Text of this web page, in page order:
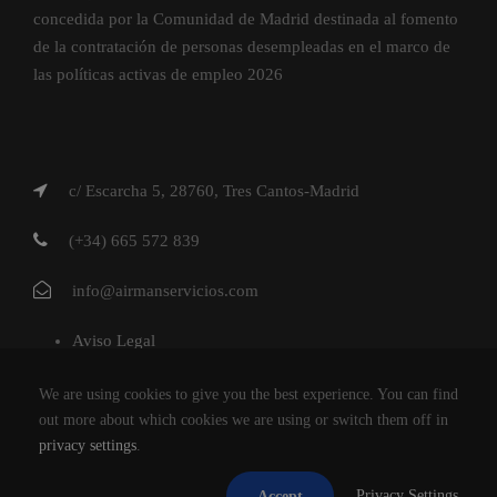
concedida por la Comunidad de Madrid destinada al fomento
de la contratación de personas desempleadas en el marco de
las políticas activas de empleo 2026
c/ Escarcha 5, 28760, Tres Cantos-Madrid
(+34) 665 572 839
info@airmanservicios.com
Aviso Legal
Política de Cookies
AIRMAN SERVICIOS DE RESTAURACION S.L.
We are using cookies to give you the best experience. You can find
out more about which cookies we are using or switch them off in
privacy settings.